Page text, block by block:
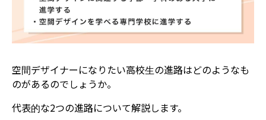
空間デザイナーになりたい高校生の進路はどのようなも
のがあるのでしょうか。
代表的な2つの進路について解説します。